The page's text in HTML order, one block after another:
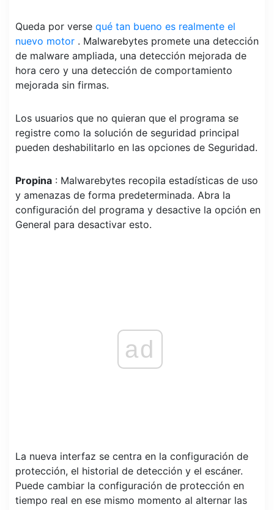
Queda por verse qué tan bueno es realmente el
nuevo motor . Malwarebytes promete una detección
de malware ampliada, una detección mejorada de
hora cero y una detección de comportamiento
mejorada sin firmas.
Los usuarios que no quieran que el programa se
registre como la solución de seguridad principal
pueden deshabilitarlo en las opciones de Seguridad.
Propina : Malwarebytes recopila estadísticas de uso
y amenazas de forma predeterminada. Abra la
configuración del programa y desactive la opción en
General para desactivar esto.
ad
La nueva interfaz se centra en la configuración de
protección, el historial de detección y el escáner.
Puede cambiar la configuración de protección en
tiempo real en ese mismo momento al alternar las